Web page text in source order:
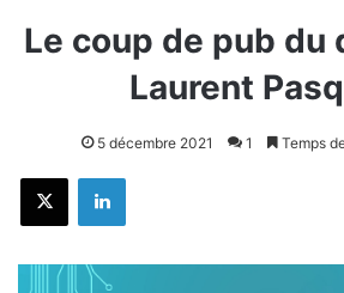
Le coup de pub du
Laurent
5 décembre 2021 1 Temps
X Linkedin